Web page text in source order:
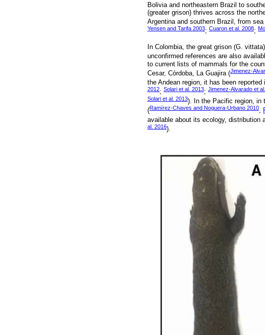
Bolivia and northeastern Brazil to
(greater grison) thrives across the
Argentina and southern Brazil, from
Yensen and Tarifa 2003; Cuaron et al. 2008;
In Colombia, the great grison (G.
unconfirmed references are also
to current lists of mammals for the
Cesar, Córdoba, La Guajira (Jimenez-
the Andean region, it has been
2012; Solari et al. 2013; Jimenez-Alvarado et
Solari et al. 2013). In the Pacific region, in
(Ramírez-Chaves and Noguera-Urbano 2010,
available about its ecology, distribution
al. 2016).